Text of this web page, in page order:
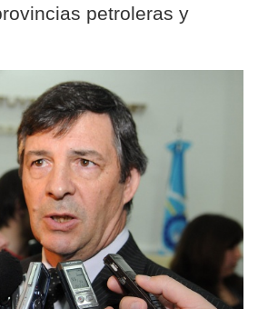
petroleras y